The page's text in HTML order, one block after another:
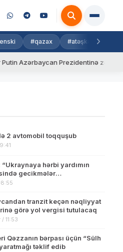
#qazax #atəşkəs
Prezidentinə zəng edib
2 avtomobil toqquşub
hərbi yardımın
gecikmələr
tranzit keçən nəqliyyat
görə yol vergisi tutulacaq
11:53
Qəzzanın bərpası üçün “Sülh
təklif edib